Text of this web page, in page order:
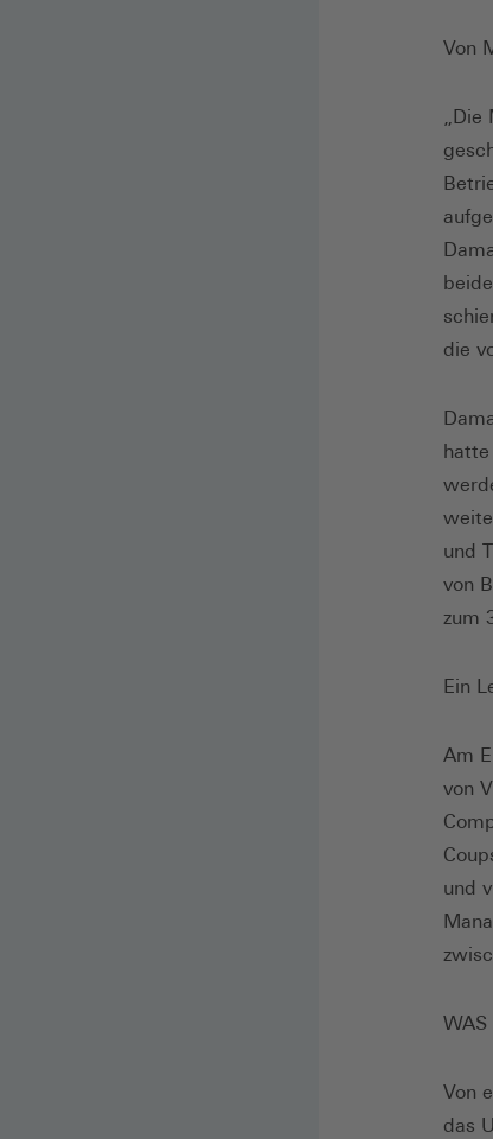
Von
die
und
von
zum
Ein
Am
von
und
WAS
Von
das